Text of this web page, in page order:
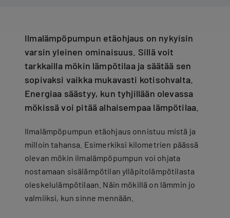
Ilmalämpöpumpun etäohjaus on nykyisin
varsin yleinen ominaisuus. Sillä voit
tarkkailla mökin lämpötilaa ja säätää sen
sopivaksi vaikka mukavasti kotisohvalta.
Energiaa säästyy, kun tyhjillään olevassa
mökissä voi pitää alhaisempaa lämpötilaa.
Ilmalämpöpumpun etäohjaus onnistuu mistä ja
milloin tahansa. Esimerkiksi kilometrien päässä
olevan mökin ilmalämpöpumpun voi ohjata
nostamaan sisälämpötilan ylläpitolämpötilasta
oleskelulämpötilaan. Näin mökillä on lämmin jo
valmiiksi, kun sinne mennään.